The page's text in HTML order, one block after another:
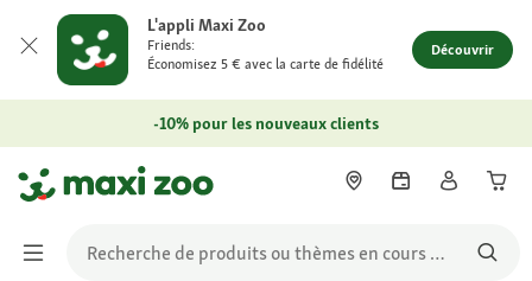
L'appli Maxi Zoo
Friends:
Économisez 5 € avec la carte de fidélité
Découvrir
-10% pour les nouveaux clients